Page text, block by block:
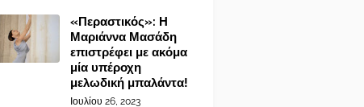
«Περαστικός»: Η
Μαριάννα Μασάδη
επιστρέφει με ακόμα
μία υπέροχη
μελωδική μπαλάντα!
Ιουλίου 26, 2023